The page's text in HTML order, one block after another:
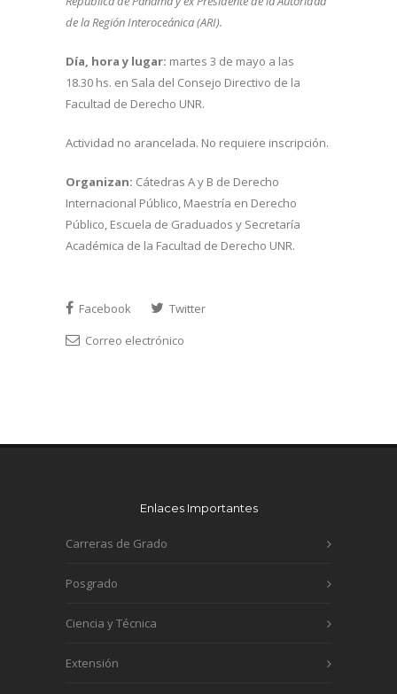
de la Región Interoceánica (ARI).
Día, hora y lugar: martes 3 de mayo a las
18.30 hs. en Sala del Consejo Directivo de la
Facultad de Derecho UNR.
Actividad no arancelada. No requiere inscripción.
Organizan: Cátedras A y B de Derecho
Internacional Público, Maestría en Derecho
Público, Escuela de Graduados y Secretaría
Académica de la Facultad de Derecho UNR.
Facebook
Twitter
Correo electrónico
Enlaces Importantes
Carreras de Grado
Posgrado
Ciencia y Técnica
Extensión